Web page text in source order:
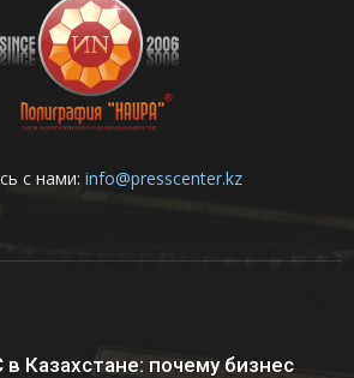
с нами: info@presscenter.kz
Казахстане: почему бизнес